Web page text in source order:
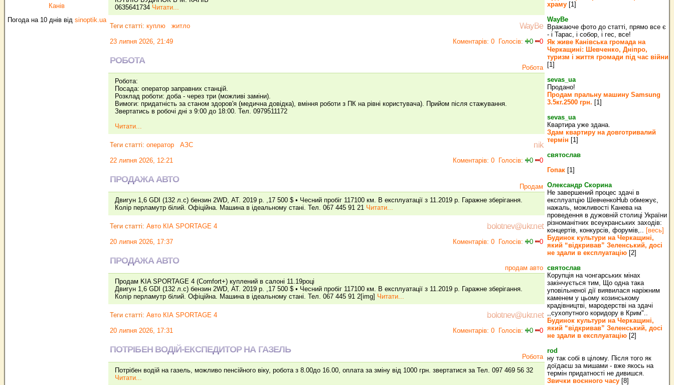
Канів
Погода на 10 днів від sinoptik.ua
0635641734 Читати...
Теги статті: куплю житло WayBe
23 липня 2026, 21:49 Коментарів: 0 Голосів: 0 0
РОБОТА
Робота
Робота:
Посада: оператор заправних станцій.
Розклад роботи: доба - через три (можливі заміни).
Вимоги: придатність за станом здоров'я (медична довідка), вміння роботи з ПК на рівні користувача). Прийом після стажування.
Звертатись в робочі дні з 9:00 до 18:00. Тел. 0979511172
Читати...
Теги статті: оператор АЗС nik
22 липня 2026, 12:21 Коментарів: 0 Голосів: 0 0
ПРОДАЖА АВТО
Продам
Двигун 1,6 GDI (132 л.с) бензин 2WD, АТ. 2019 р. ,17 500 $ • Чесний пробіг 117100 км. В експлуатації з 11.2019 р. Гаражне зберігання.
Колір перламутр білий. Офіційна. Машина в ідеальному стані. Тел. 067 445 91 21 Читати...
Теги статті: Авто КІА SPORTAGE 4 bolotnev@ukr.net
20 липня 2026, 17:37 Коментарів: 0 Голосів: 0 0
ПРОДАЖА АВТО
продам авто
Продам KIA SPORTAGE 4 (Comfort+) куплений в салоні 11.19році
Двигун 1,6 GDI (132 л.с) бензин 2WD, АТ. 2019 р. ,17 500 $ • Чесний пробіг 117100 км. В експлуатації з 11.2019 р. Гаражне зберігання.
Колір перламутр білий. Офіційна. Машина в ідеальному стані. Тел. 067 445 91 2[img] Читати...
Теги статті: Авто КІА SPORTAGE 4 bolotnev@ukr.net
20 липня 2026, 17:31 Коментарів: 0 Голосів: 0 0
ПОТРІБЕН ВОДІЙ-ЕКСПЕДИТОР НА ГАЗЕЛЬ
Робота
Потрібен водій на газель, можливо пенсійного віку, робота з 8.00до 16.00, оплата за зміну від 1000 грн. звертатися за Тел. 097 469 56 32
Читати...
храму [1]
WayBe
Вражаюче фото до статті, прямо все є
- і Тарас, і собор, і гес, все!
Як живе Канівська громада на
Черкащині: Шевченко, Дніпро,
туризм і життя громади під час війни
[1]
sevas_ua
Продано!
Продам пральну машину Samsung
3.5кг.2500 грн. [1]
sevas_ua
Квартира уже здана.
Здам квартиру на довготривалий
термін [1]
святослав
Гопак [1]
Олександр Скорина
Не завершений процес здачі в
експлуатцію ШевченкоHub обмежує,
нажаль, можливості Канева на
проведення в дужовній столиці України
різноманітних всеукранських заходів:
концертів, конкурсів, форумів,.. [весь]
Будинок культури на Черкащині,
який “відкривав” Зеленський, досі
не здали в експлуатацію [2]
святослав
Корупція на чонгарських мінах
закінчується тим, Що одна така
уповільненої дії виявилася наріжним
каменем у цьому козинському
крадівництві, мародерстві на здачі
,,сухопутного коридору в Крим"..
Будинок культури на Черкащині,
який “відкривав” Зеленський, досі
не здали в експлуатацію [2]
rod
ну так собі в цілому. Після того як
доїдаєш за мишами - вже якось на
термін придатності не дивишся.
Звички воєнного часу [8]